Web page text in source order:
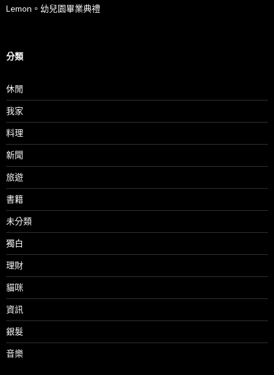
Lemon。幼兒園畢業典禮
分類
休閒
我家
料理
新聞
旅遊
書籍
未分類
獨白
理財
貓咪
資訊
銀髮
音樂